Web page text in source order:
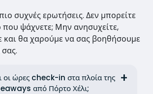
συχνές ερωτήσεις. Δεν μπορείτε
που ψάχνετε; Μην ανησυχείτε,
και θα χαρούμε να σας βοηθήσουμε
οι ώρες check-in στα πλοία της
από Πόρτο Χέλι;